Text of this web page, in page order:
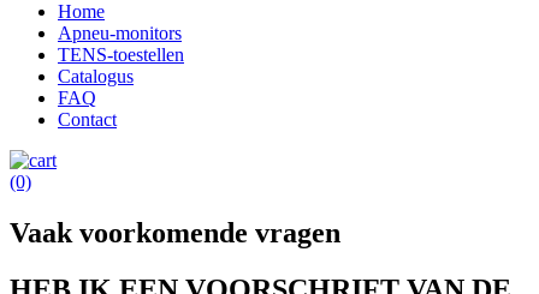
Home
Apneu-monitors
TENS-toestellen
Catalogus
FAQ
Contact
(0)
Vaak voorkomende vragen